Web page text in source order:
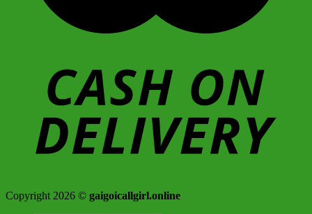
Copyright 2026 © gaigoicallgirl.online